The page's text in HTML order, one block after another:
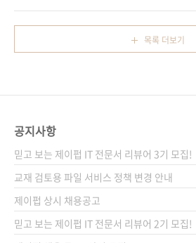
jQuery / JavaScript / 툴팁 / 셀렉터 / 애니메
이션 / 이벤트 / 롤오버 / 아코디언 / 플러그 인
관련 사이트 ■ 원출판사 도서소개페이지 ■ 아
게 집필된 jQuery 입문서를 소개합니다. 이번 책
은 아래의 일본 책을 번역한 책인데요. 번역서 표
제작하였습니다. 입문자를 대상으로 하는 만큼
코딩 후 결과물을 컬러풀한 화면으로 직접 보면
서 배우다면, 학습의욕을 더욱 고취시킬 수 있을
거라는 판단에서였습니다. 제작비로 인한 책값
상승은..
목록 더보기
공지사항
믿고 보는 제이펍 IT 전문서 리뷰어 3기 모집!
교재 검토용 파일 서비스 정책 변경 안내
제이펍 상시 채용공고
믿고 보는 제이펍 IT 전문서 리뷰어 2기 모집!